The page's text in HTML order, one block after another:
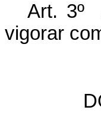
Art. 3º
vigorar